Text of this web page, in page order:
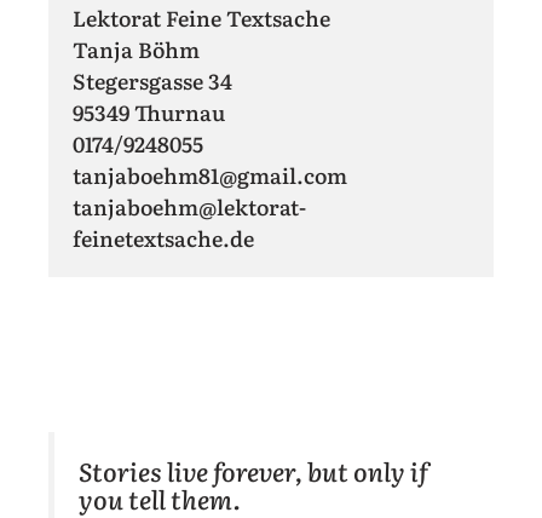
Lektorat Feine Textsache
Tanja Böhm
Stegersgasse 34
95349 Thurnau
0174/9248055
tanjaboehm81@gmail.com
tanjaboehm@lektorat-
feinetextsache.de
Stories live forever, but only if
you tell them.